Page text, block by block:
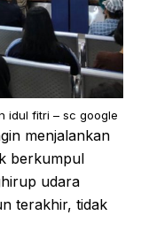
idul fitri – sc google
menjalankan
berkumpul
udara
terakhir, tidak